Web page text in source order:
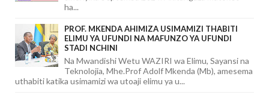
ha...
PROF. MKENDA AHIMIZA USIMAMIZI THABITI
ELIMU YA UFUNDI NA MAFUNZO YA UFUNDI
STADI NCHINI
Na Mwandishi Wetu WAZIRI wa Elimu, Sayansi na
Teknolojia, Mhe.Prof Adolf Mkenda (Mb), amesema
uthabiti katika usimamizi wa utoaji elimu ya u...